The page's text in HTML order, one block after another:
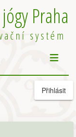
Praha
systém
Přihlásit